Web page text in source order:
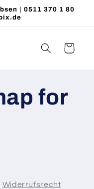
| 0511 370 1 80
Warenkorb
for
Widerrufsrecht